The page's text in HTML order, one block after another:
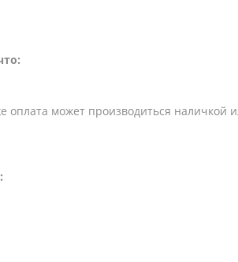
может производиться наличкой